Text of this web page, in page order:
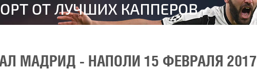
МАДРИД - НАПОЛИ 15 ФЕВРАЛЯ 2017